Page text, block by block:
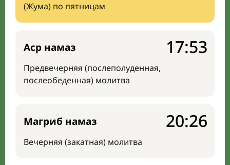
(Жума) по пятницам
Аср намаз
Предвечерняя (послеполуденная,
послеобеденная) молитва
17:53
Магриб намаз
Вечерняя (закатная) молитва
20:26